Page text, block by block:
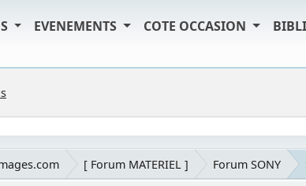
EVENEMENTS COTE OCCASION
[ Forum MATERIEL ] Forum SONY